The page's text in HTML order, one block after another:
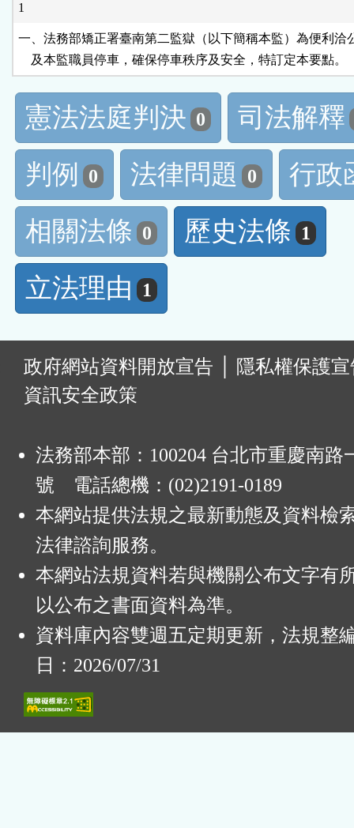
1
一、法務部矯正署臺南第二監獄（以下簡稱本監）為便利洽
    及本監職員停車，確保停車秩序及安全，特訂定本要點。
憲法法庭判決 0
司法解釋
判例
0 法律問題 0
行政
相關法條 0 歷史法條 1
立法理由 1
政府網站資料開放宣告
隱私權保護
資訊安全政策
法務部本部：100204 台北市重慶南路
號 電話總機：(02)2191-0189
本網站提供法規之最新動態及資料檢
法律諮詢服務。
本網站法規資料若與機關公布文字有
以公布之書面資料為準。
資料庫內容雙週五定期更新，法規整
日：2026/07/31